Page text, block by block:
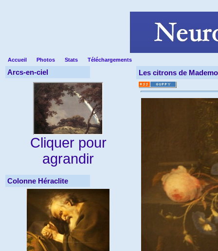
Accueil Photos Stats Téléchargements
Arcs-en-ciel
Cliquer pour
agrandir
Colonne Héraclite
Les citrons de